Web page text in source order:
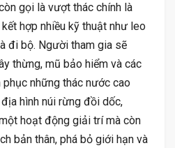
gọi là vượt thác chính là
hợp nhiều kỹ thuật như leo
đi bộ. Người tham gia sẽ
thừng, mũ bảo hiểm và các
những thác nước cao
hình núi rừng đồi dốc,
hoạt động giải trí mà còn
bản thân, phá bỏ giới hạn và